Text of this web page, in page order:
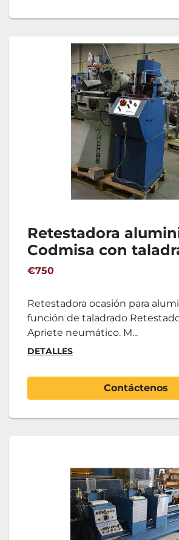
Retestadora
Codmisa con
€750
Retestadora ocasión para
función de taladrado
Apriete neumático. M...
DETALLES
Contáctenos